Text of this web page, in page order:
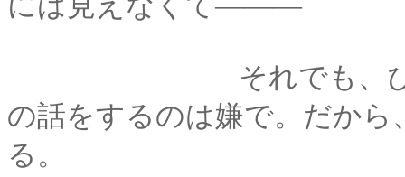
それでも、ぴんとこ
の話をするのは嫌で。だか
る。